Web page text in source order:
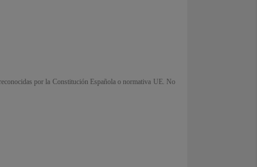
por la Constitución Española o normativa UE. No